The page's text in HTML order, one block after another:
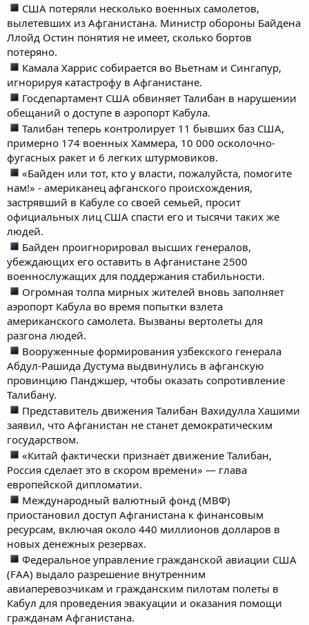
США потеряли несколько военных самолетов,
вылетевших из Афганистана. Министр обороны Байдена
Ллойд Остин понятия не имеет, сколько бортов
потеряно.
Камала Харрис собирается во Вьетнам и Сингапур,
игнорируя катастрофу в Афганистане.
Госдепартамент США обвиняет Талибан в нарушении
обещаний о доступе в аэропорт Кабула.
Талибан теперь контролирует 11 бывших баз США,
примерно 174 военных Хаммера, 10 000 осколочно-
фугасных ракет и 6 легких штурмовиков.
«Байден или тот, кто у власти, пожалуйста, помогите
нам!» - американец афганского происхождения,
застрявший в Кабуле со своей семьей, просит
официальных лиц США спасти его и тысячи таких же
людей.
Байден проигнорировал высших генералов,
убеждающих его оставить в Афганистане 2500
военнослужащих для поддержания стабильности.
Огромная толпа мирных жителей вновь заполняет
аэропорт Кабула во время попытки взлета
американского самолета. Вызваны вертолеты для
разгона людей.
Вооруженные формирования узбекского генерала
Абдул-Рашида Дустума выдвинулись в афганскую
провинцию Панджшер, чтобы оказать сопротивление
Талибану.
Представитель движения Талибан Вахидулла Хашими
заявил, что Афганистан не станет демократическим
государством.
«Китай фактически признаёт движение Талибан,
Россия сделает это в скором времени» — глава
европейской дипломатии.
Международный валютный фонд (МВФ)
приостановил доступ Афганистана к финансовым
ресурсам, включая около 440 миллионов долларов в
новых денежных резервах.
Федеральное управление гражданской авиации США
(FAA) выдало разрешение внутренним
авиаперевозчикам и гражданским пилотам полеты в
Кабул для проведения эвакуации и оказания помощи
гражданам Афганистана.